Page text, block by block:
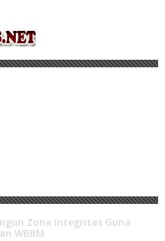
Zona Integritas Guna
WBBM